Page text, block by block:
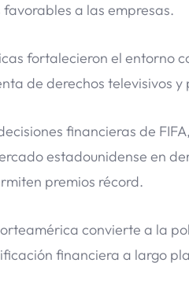
a las empresas.
fortalecieron el entorno
de derechos televisivos y
financieras de
estadounidense en
premios récord.
convierte a la
financiera a largo